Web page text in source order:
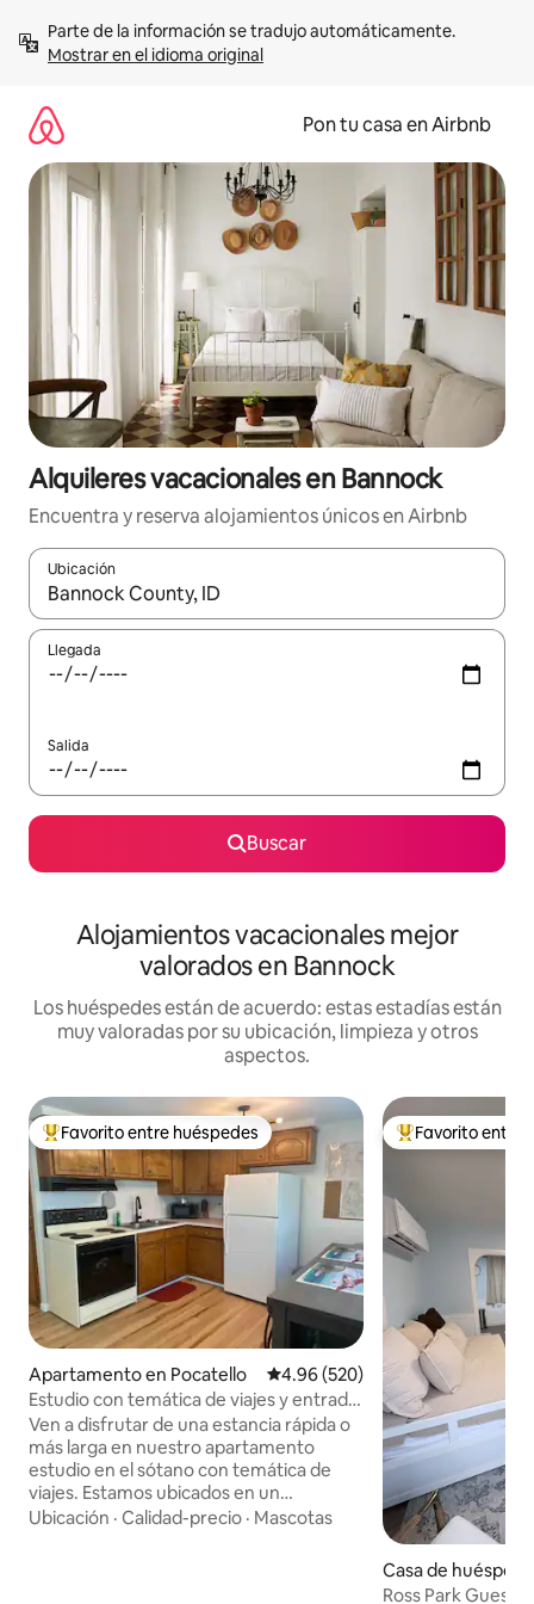
contenidoMostrar en el idioma original
Pon tu casa en Airbnb
Alquileres vacacionales en Bannock
Encuentra y reserva alojamientos únicos en Airbnb
Ubicación
Cuando los resultados estén disponibles, navega con las
Llegada
Salida
Buscar
Alojamientos vacacionales mejor
valorados en Bannock
Los huéspedes están de acuerdo: estas estadías están
muy valoradas por su ubicación, limpieza y otros
aspectos.
Favorito entre huéspedes preferido
Favorito entre huéspedes
Apartamento en Pocatello Calificación promedio: 4.96 de
4.96 (520)
Estudio con temática de viajes y entrada
privada
Ven a disfrutar de una estancia rápida o
más larga en nuestro apartamento
estudio en el sótano con temática de
viajes. Estamos ubicados en un
vecindario seguro y tranquilo. Cerca de
Ubicación · Calidad-precio · Mascotas
Favorito entre
Favorito entre
Casa de
tello
Ross Park